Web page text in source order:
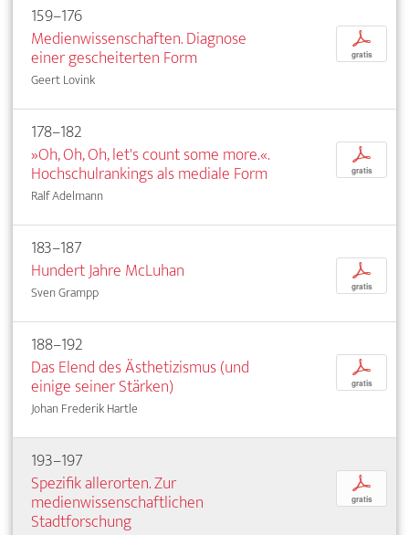
159–176
Medienwissenschaften. Diagnose
einer gescheiterten Form
Geert Lovink
p
gratis
178–182
»Oh, Oh, Oh, let's count some more.«.
Hochschulrankings als mediale Form
Ralf Adelmann
p
gratis
183–187
Hundert Jahre McLuhan
Sven Grampp
p
gratis
188–192
Das Elend des Ästhetizismus (und
einige seiner Stärken)
Johan Frederik Hartle
p
gratis
193–197
Spezifik allerorten. Zur
medienwissenschaftlichen
Stadtforschung
p
gratis